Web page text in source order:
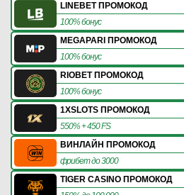
LINEBET ПРОМОКОД
100% бонус
MEGAPARI ПРОМОКОД
100% бонус
RIOBET ПРОМОКОД
100% бонус
1XSLOTS ПРОМОКОД
550% + 450 FS
ВИНЛАЙН ПРОМОКОД
фрибет до 3000
TIGER CASINO ПРОМОКОД